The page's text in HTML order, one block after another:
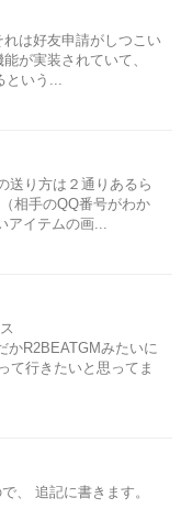
は好友申請がしつこい
が実装されていて、
いう...
送り方は２通りあるら
相手のQQ番号がわか
イテムの画...
かR2BEATGMみたいに
て行きたいと思ってま
、 追記に書きます。